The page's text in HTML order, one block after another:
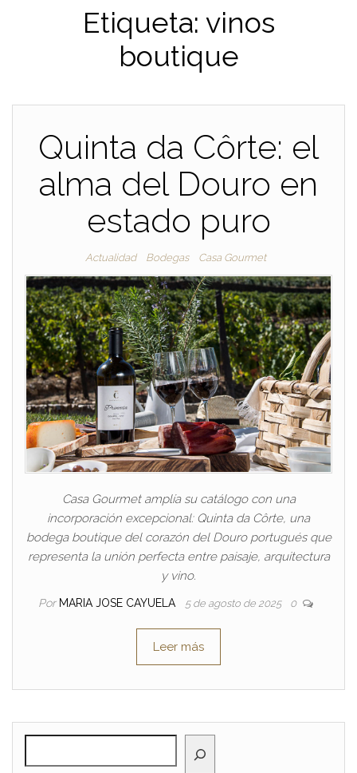
Etiqueta: vinos
boutique
Quinta da Côrte: el
alma del Douro en
estado puro
Actualidad Bodegas Casa Gourmet
Casa Gourmet amplía su catálogo con una
incorporación excepcional: Quinta da Côrte, una
bodega boutique del corazón del Douro portugués que
representa la unión perfecta entre paisaje, arquitectura
y vino.
Por MARIA JOSE CAYUELA 5 de agosto de 2025 0
Leer más